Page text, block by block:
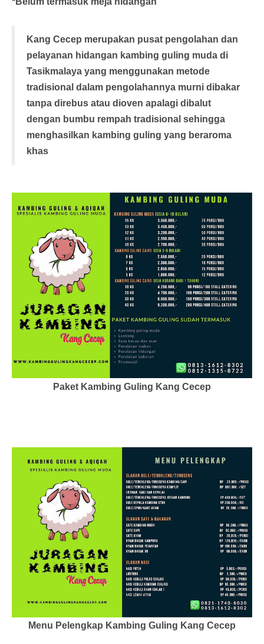
Kang Cecep merupakan pusat pengolahan dan
pelayanan hidangan kambing guling muda di
Tasikmalaya yang menggunakan metode
tradisional dalam pengolahannya murni dibakar
tanpa direbus atau dioven apalagi dibalut
dengan bumbu rempah tradisional sehingga
menghasilkan kambing guling yang beraroma
khas
Paket Kambing Guling Kang Cecep
Menu Pelengkap Kambing Guling Kang Cecep